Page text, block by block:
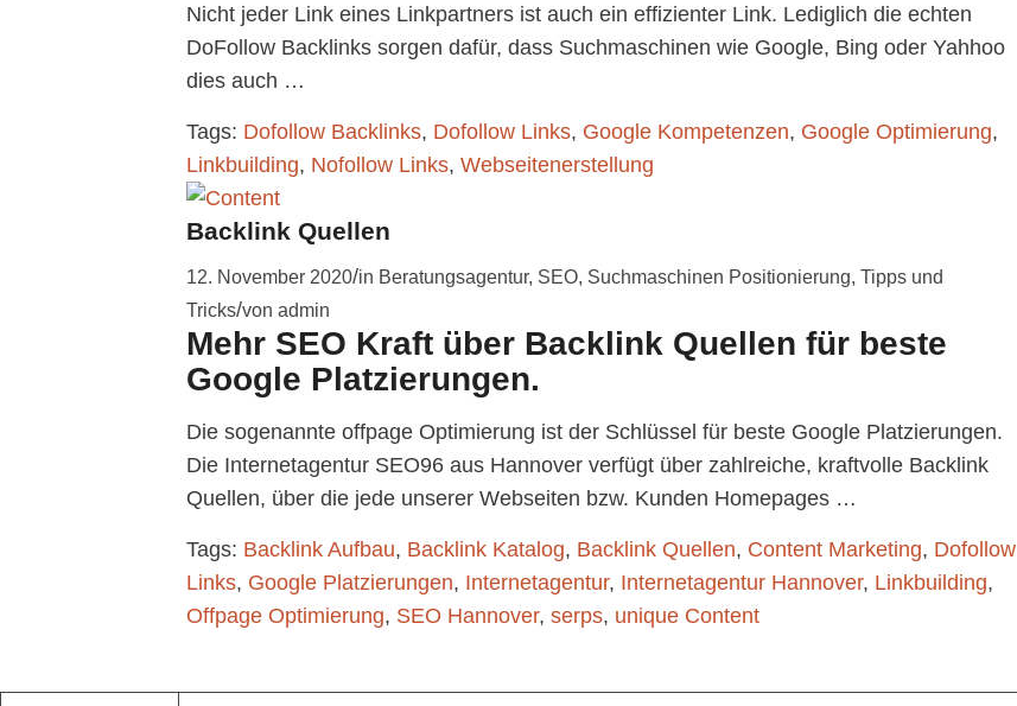
Nicht jeder Link eines Linkpartners ist auch ein effizienter Link. Lediglich die echten
DoFollow Backlinks sorgen dafür, dass Suchmaschinen wie Google, Bing oder Yahhoo
dies auch …
Tags: Dofollow Backlinks, Dofollow Links, Google Kompetenzen, Google Optimierung,
Linkbuilding, Nofollow Links, Webseitenerstellung
Backlink Quellen
12. November 2020/in Beratungsagentur, SEO, Suchmaschinen Positionierung, Tipps und
Tricks/von admin
Mehr SEO Kraft über Backlink Quellen für beste
Google Platzierungen.
Die sogenannte offpage Optimierung ist der Schlüssel für beste Google Platzierungen.
Die Internetagentur SEO96 aus Hannover verfügt über zahlreiche, kraftvolle Backlink
Quellen, über die jede unserer Webseiten bzw. Kunden Homepages …
Tags: Backlink Aufbau, Backlink Katalog, Backlink Quellen, Content Marketing, Dofollow
Links, Google Platzierungen, Internetagentur, Internetagentur Hannover, Linkbuilding,
Offpage Optimierung, SEO Hannover, serps, unique Content